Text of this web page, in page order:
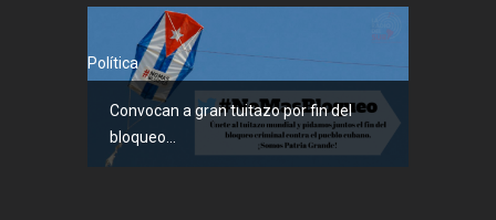
Política
Convocan a gran tuitazo por fin del
bloqueo...